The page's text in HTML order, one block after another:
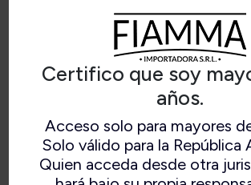
Certifico que soy
años.
Acceso solo para mayores
Solo válido para la República
Quien acceda desde otra
141 mm
Peso
77
46 mm
Ancho del cuenco
49 mm
Profundidad de la